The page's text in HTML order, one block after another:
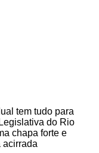
tem tudo para
do Rio
chapa forte e
acirrada